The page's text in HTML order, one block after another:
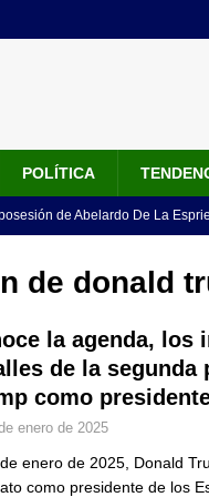
POLÍTICA
de Abelardo De La
no asistirá a la posesión de
LO ÚLTIMO
de la banda presidencial
de un sastre colombiano
Fiscalía amplía investigación
de donald
la agenda, los
de la segunda
como
enero de 2025
enero de 2025, Donald
como presidente de los